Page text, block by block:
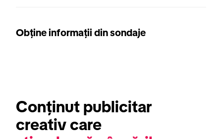
Obține informații din sondaje
Conținut publicitar